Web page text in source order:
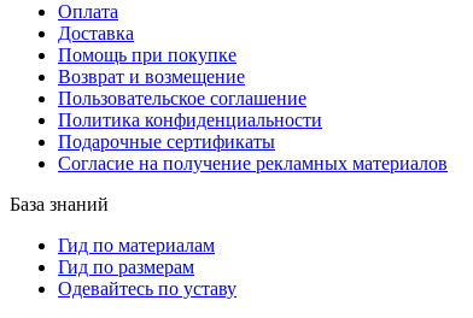
Оплата
Доставка
Помощь при покупке
Возврат и возмещение
Пользовательское соглашение
Политика конфиденциальности
Подарочные сертификаты
Согласие на получение рекламных материалов
База знаний
Гид по материалам
Гид по размерам
Одевайтесь по уставу